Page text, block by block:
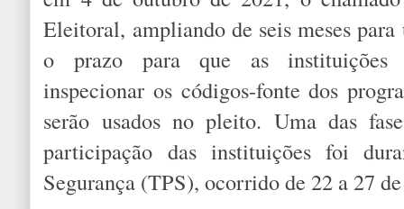
Eleitoral, ampliando de seis meses para
o prazo para que as instituições
inspecionar os códigos-fonte dos
serão usados no pleito. Uma das
participação das instituições foi
Segurança (TPS), ocorrido de 22 a 27